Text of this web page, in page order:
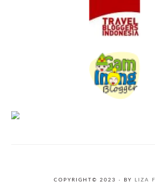
COPYRIGHT© 2023 · BY LIZA